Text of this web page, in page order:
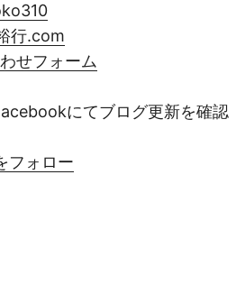
行.com
せフォーム
にてブログ更新を確認
フォロー